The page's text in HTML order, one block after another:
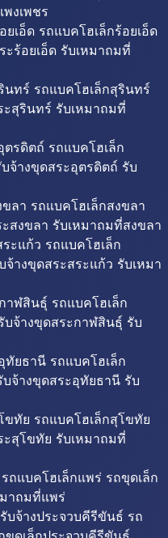
งเพชร
เอ็ด รถแบคโฮเล็กร้อยเอ็ด
ะร้อยเอ็ด รับเหมาถมที่
ทร์ รถแบคโฮเล็กสุรินทร์
สุรินทร์ รับเหมาถมที่
รดิตถ์ รถแบคโฮเล็ก
จ้างขุดสระอุตรดิตถ์ รับ
ลา รถแบคโฮเล็กสงขลา
สงขลา รับเหมาถมที่สงขลา
ะแก้ว รถแบคโฮเล็ก
างขุดสระสระแก้ว รับเหมา
าฬสินธุ์ รถแบคโฮเล็ก
จ้างขุดสระกาฬสินธุ์ รับ
ยธานี รถแบคโฮเล็ก
จ้างขุดสระอุทัยธานี รับ
ทัย รถแบคโฮเล็กสุโขทัย
สุโขทัย รับเหมาถมที่
ถแบคโฮเล็กแพร่ รถขุดเล็ก
าถมที่แพร่
บจ้างประจวบคีรีขันธ์ รถ